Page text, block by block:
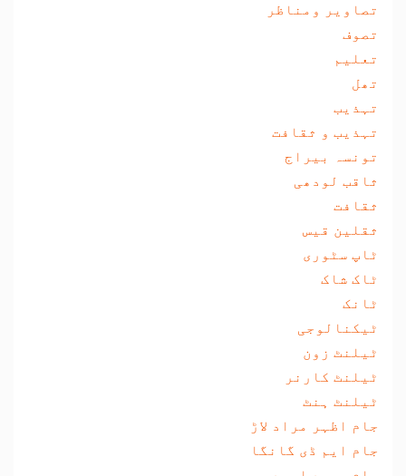
تصاویر ومناظر
تصوف
تعلیم
تھل
تہذیب
تہذیب و ثقافت
تونسہ بیراج
ثاقب لودھی
ثقافت
ثقلین قیس
ٹاپ سٹوری
ٹاک شاک
ٹانک
ٹیکنالوجی
ٹیلنٹ زون
ٹیلنٹ کارنر
ٹیلنٹ ہنٹ
جام اظہر مراد لاڑ
جام ایم ڈی گانگا